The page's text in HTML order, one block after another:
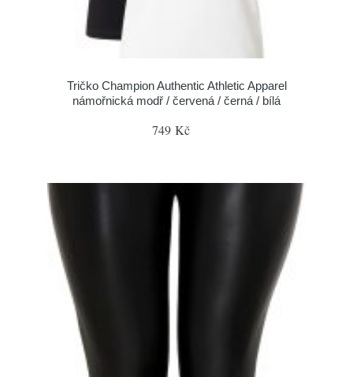
Tričko Champion Authentic Athletic Apparel
námořnická modř / červená / černá / bílá
749 Kč